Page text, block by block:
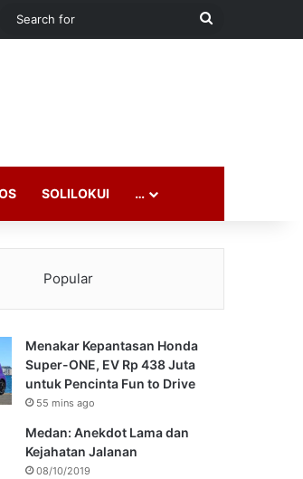
In
Search
SOLILOKUI …
Popular
Menakar Kepantasan Honda
Super-ONE, EV Rp 438 Juta
untuk Pencinta Fun to Drive
55 mins ago
Medan: Anekdot Lama dan
Kejahatan Jalanan
08/10/2019